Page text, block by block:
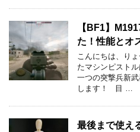
【BF1】
た！性能とオ
こんにちは、り
たマシンピスト
一つの突撃兵新
します！ 目 …
最後まで使え